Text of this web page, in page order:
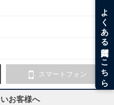
スマートフォン
お客様へ